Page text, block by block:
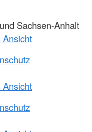
Sachsen-Anhalt
Ansicht
Ansicht